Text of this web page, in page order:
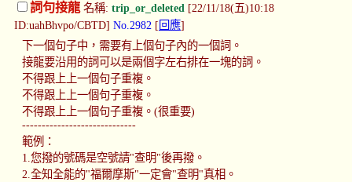
詞句接龍名稱: trip_or_deleted [22/11/18(五)10:18
ID:uahBhvpo/CBTD] No.2982 [ 回應]
下一個句子中，需要有上個句子內的一個詞。
接龍要沿用的詞可以是兩個字左右排在一塊的詞。
不得跟上上一個句子重複。
不得跟上上一個句子重複。
不得跟上上一個句子重複。(很重要)
-----------------------------
範例：
1.您撥的號碼是空號請"查明"後再撥。
2.全知全能的"福爾摩斯"一定會"查明"真相。